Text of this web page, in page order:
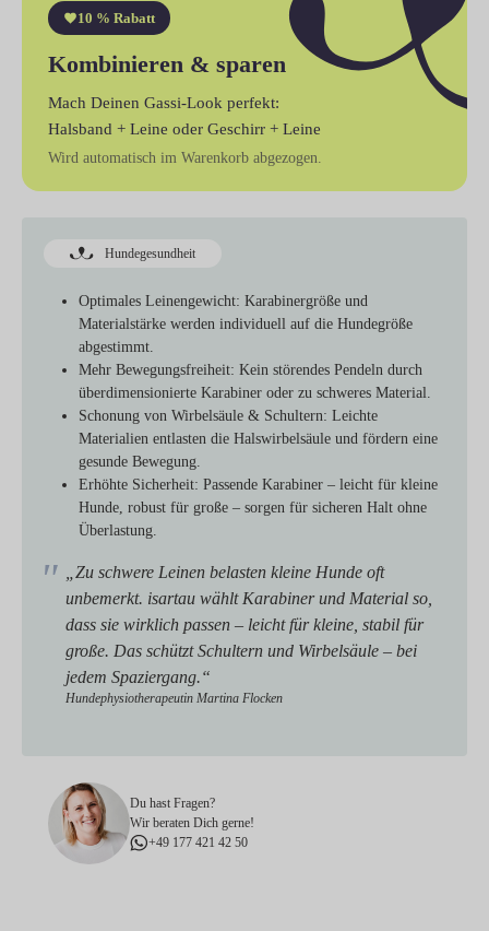
10 % Rabatt
Kombinieren & sparen
Mach Deinen Gassi-Look perfekt:
Halsband + Leine oder Geschirr + Leine
Wird automatisch im Warenkorb abgezogen.
Hundegesundheit
Optimales Leinengewicht: Karabinergröße und
Materialstärke werden individuell auf die Hundegröße
abgestimmt.
Mehr Bewegungsfreiheit: Kein störendes Pendeln durch
überdimensionierte Karabiner oder zu schweres Material.
Schonung von Wirbelsäule & Schultern: Leichte
Materialien entlasten die Halswirbelsäule und fördern eine
gesunde Bewegung.
Erhöhte Sicherheit: Passende Karabiner – leicht für kleine
Hunde, robust für große – sorgen für sicheren Halt ohne
Überlastung.
„Zu schwere Leinen belasten kleine Hunde oft
unbemerkt. isartau wählt Karabiner und Material so,
dass sie wirklich passen – leicht für kleine, stabil für
große. Das schützt Schultern und Wirbelsäule – bei
jedem Spaziergang.“
Hundephysiotherapeutin Martina Flocken
Du hast Fragen?
Wir beraten Dich gerne!
+49 177 421 42 50